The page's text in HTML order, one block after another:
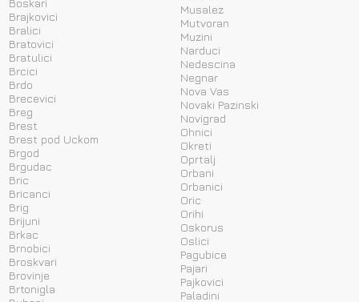
Boskari
Brajkovici
Bralici
Bratovici
Bratulici
Brcici
Brdo
Brecevici
Breg
Brest
Brest pod Uckom
Brgod
Brgudac
Bric
Bricanci
Brig
Brijuni
Brkac
Brnobici
Broskvari
Brovinje
Brtonigla
Musalez
Mutvoran
Muzini
Narduci
Nedescina
Negnar
Nova Vas
Novaki Pazinski
Novigrad
Ohnici
Okreti
Oprtalj
Orbani
Orbanici
Oric
Orihi
Oskorus
Oslici
Pagubice
Pajari
Pajkovici
Paladini